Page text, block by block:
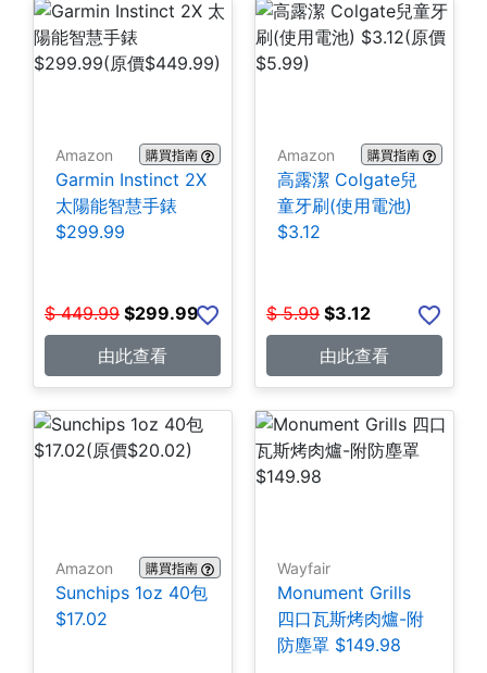
Amazon 購買指南
Garmin Instinct 2X
太陽能智慧手錶
$299.99
$ 449.99 $299.99
由此查看
Amazon 購買指南
高露潔 Colgate兒
童牙刷(使用電池)
$3.12
$ 5.99 $3.12
由此查看
Amazon 購買指南
Sunchips 1oz 40包
$17.02
Wayfair
Monument Grills
四口瓦斯烤肉爐-附
防塵罩 $149.98